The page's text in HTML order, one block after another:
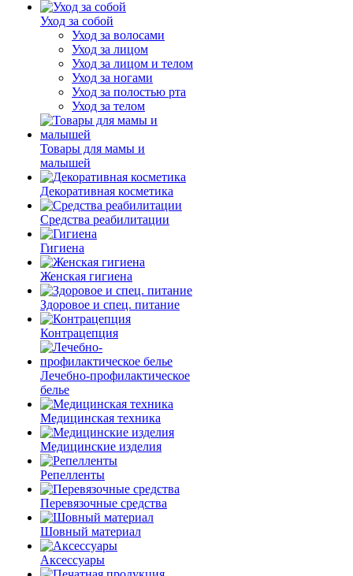
Уход за собой
Уход за волосами
Уход за лицом
Уход за лицом и телом
Уход за ногами
Уход за полостью рта
Уход за телом
Товары для мамы и
малышей
Декоративная косметика
Средства реабилитации
Гигиена
Женская гигиена
Здоровое и спец. питание
Контрацепция
Лечебно-профилактическое
белье
Медицинская техника
Медицинские изделия
Репелленты
Перевязочные средства
Шовный материал
Аксессуары